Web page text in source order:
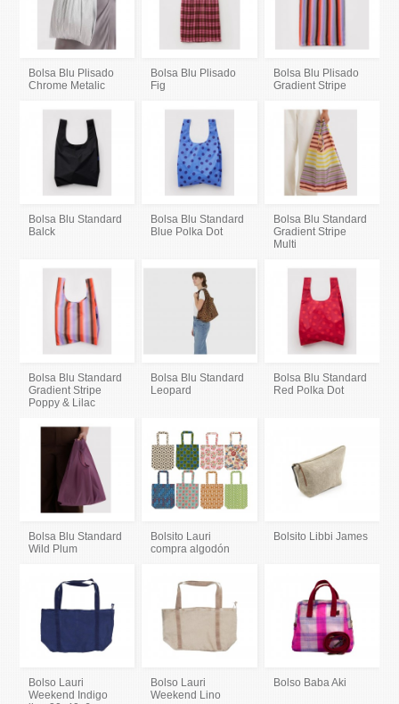
Bolsa Blu Plisado
Chrome Metalic
Bolsa Blu Plisado
Fig
Bolsa Blu Plisado
Gradient Stripe
Bolsa Blu Standard
Balck
Bolsa Blu Standard
Blue Polka Dot
Bolsa Blu Standard
Gradient Stripe
Multi
Bolsa Blu Standard
Gradient Stripe
Poppy & Lilac
Bolsa Blu Standard
Leopard
Bolsa Blu Standard
Red Polka Dot
Bolsa Blu Standard
Wild Plum
Bolsito Lauri
compra algodón
Bolsito Libbi James
Bolso Lauri
Weekend Indigo
Bolso Lauri
Weekend Lino
Bolso Baba Aki